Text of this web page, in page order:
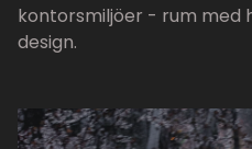
kontorsmiljöer - rum med
design.